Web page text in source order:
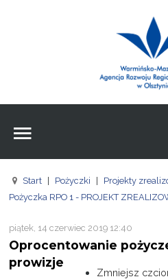
Agencja
FE
Pożyczki
Znajdźna
Wpisz czego szukasz
Start Pożyczki Projekty
Pożyczka RPO 1 - PROJEKT
piątek, 14 czerwiec 2019 12:40
Oprocentowanie
prowizje
Zmniejsz